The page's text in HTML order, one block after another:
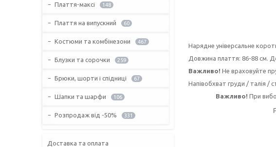
Нарядне універсальне
Довжина плаття: 86-88 см.
Важливо! Не враховуйте
Напівобхват груди / талія /
Важливо! При
Плаття-максі 148
Плаття на випускний 60
Костюми та комбінезони 467
Блузки та сорочки 259
Брюки, шорти і спідниці 67
Шапки та шарфи 106
Розпродаж від -50% 331
Доставка та оплата